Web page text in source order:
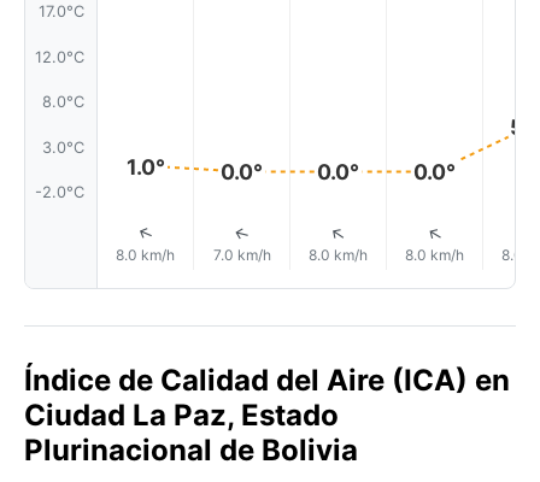
17.0°C
12.0°C
8.0°C
3.0°C
-2.0°C
1.0°
↑
8.0 km/h
0.0°
↑
7.0 km/h
0.0°
↑
8.0 km/h
0.0°
↑
8.0 km/h 8.0
Índice de Calidad del Aire (ICA) en
Ciudad La Paz, Estado
Plurinacional de Bolivia